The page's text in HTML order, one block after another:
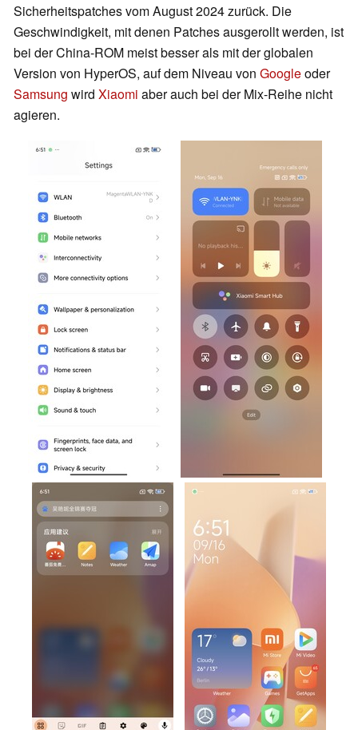
Sicherheitspatches vom August 2024 zurück. Die
Geschwindigkeit, mit denen Patches ausgerollt werden, ist
bei der China-ROM meist besser als mit der globalen
Version von HyperOS, auf dem Niveau von Googleoder
Samsung wird Xiaomi aber auch bei der Mix-Reihe nicht
agieren.